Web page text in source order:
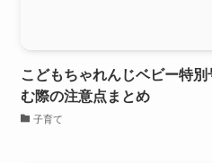
こどもちゃれんじベビー特
む際の注意点まとめ
子育て